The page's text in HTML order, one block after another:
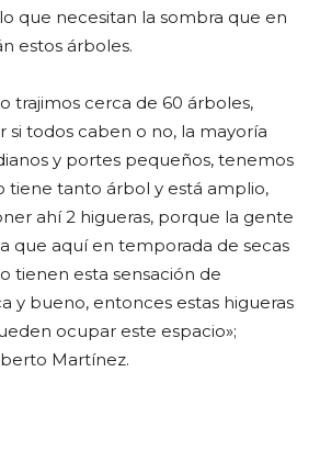
que necesitan la sombra que en
estos árboles.
trajimos cerca de 60 árboles,
si todos caben o no, la mayoría
y portes pequeños, tenemos
tiene tanto árbol y está amplio,
ahí 2 higueras, porque la gente
que aquí en temporada de secas
tienen esta sensación de
y bueno, entonces estas higueras
ocupar este espacio»;
Martínez.